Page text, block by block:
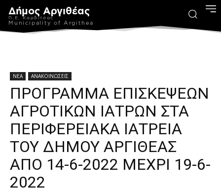
Δήμος Αργιθέας
Π.Ε. Καρδίτσας
Municipality of Argithea
ΝΕΑ ΑΝΑΚΟΙΝΩΣΕΙΣ
ΠΡΟΓΡΑΜΜΑ ΕΠΙΣΚΕΨΕΩΝ
ΑΓΡΟΤΙΚΩΝ ΙΑΤΡΩΝ ΣΤΑ
ΠΕΡΙΦΕΡΕΙΑΚΑ ΙΑΤΡΕΙΑ
ΤΟΥ ΔΗΜΟΥ ΑΡΓΙΘΕΑΣ
ΑΠΟ 14-6-2022 ΜΕΧΡΙ 19-6-
2022